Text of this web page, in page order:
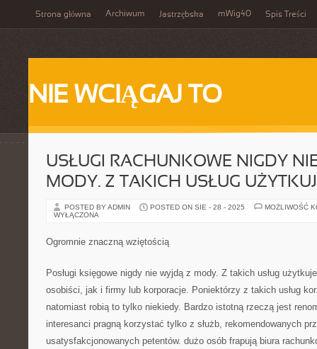
Strona główna Archiwum Jastrzębska mWig40 Spis Treści
NIE WCIĄGAJ TO
USŁUGI RACHUNKOWE NIGDY
MODY. Z TAKICH USŁUG
POSTED BY ADMIN POSTED ON SIE - 28 - 2025
MOŻLIWOŚĆ
WYŁĄCZONA
Ogromnie znaczną wziętością
Posługi księgowe nigdy nie wyjdą z mody. Z takich usług
osobiści, jak i firmy lub korporacje. Poniektórzy z takich usług
natomiast robią to tylko niekiedy. Bardzo istotną rzeczą jest
interesanci pragną korzystać tylko z służb, rekomendowanych
usatysfakcjonowanych petentów. dużo osób frapują biura